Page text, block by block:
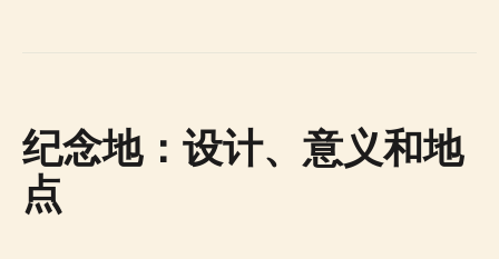
纪念地：设计、意义和地
点